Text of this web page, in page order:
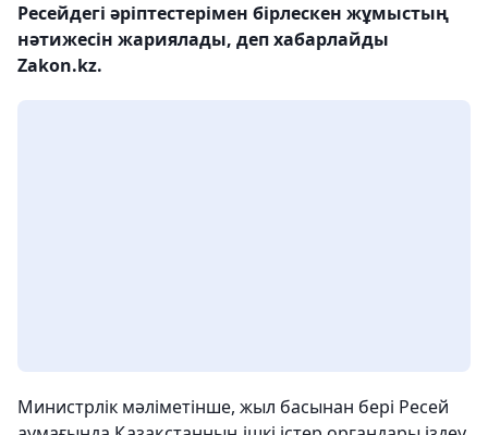
Ресейдегі әріптестерімен бірлескен жұмыстың
нәтижесін жариялады, деп хабарлайды
Zakon.kz.
Министрлік мәліметінше, жыл басынан бері Ресей